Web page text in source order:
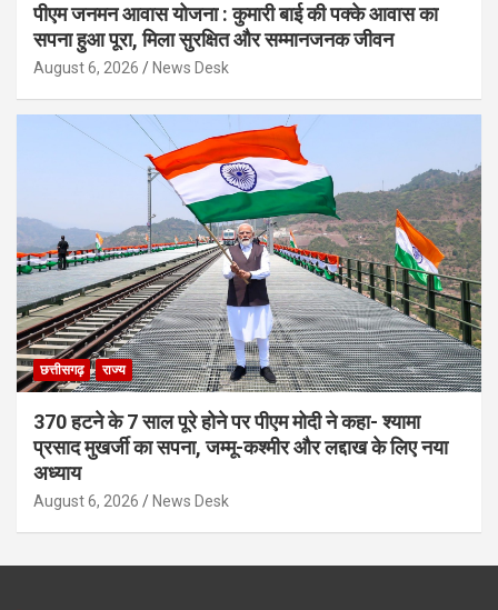
पीएम जनमन आवास योजना : कुमारी बाई की पक्के आवास का
सपना हुआ पूरा, मिला सुरक्षित और सम्मानजनक जीवन
August 6, 2026 News Desk
छत्तीसगढ़ राज्य
370 हटने के 7 साल पूरे होने पर पीएम मोदी ने कहा- श्यामा
प्रसाद मुखर्जी का सपना, जम्मू-कश्मीर और लद्दाख के लिए नया
अध्याय
August 6, 2026 News Desk